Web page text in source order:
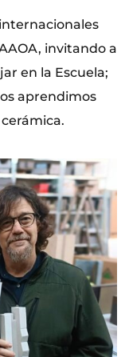
invitando a
en la Escuela;
aprendimos